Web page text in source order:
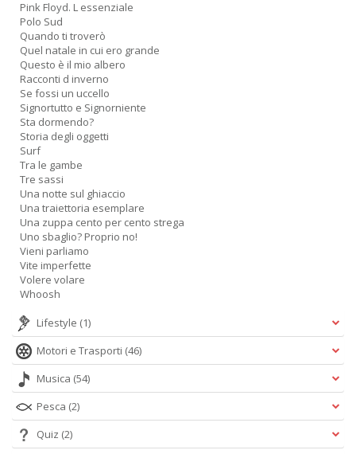
Pink Floyd. L essenziale
Polo Sud
Quando ti troverò
Quel natale in cui ero grande
Questo è il mio albero
Racconti d inverno
Se fossi un uccello
Signortutto e Signorniente
Sta dormendo?
Storia degli oggetti
Surf
Tra le gambe
Tre sassi
Una notte sul ghiaccio
Una traiettoria esemplare
Una zuppa cento per cento strega
Uno sbaglio? Proprio no!
Vieni parliamo
Vite imperfette
Volere volare
Whoosh
Lifestyle (1)
Motori e Trasporti (46)
Musica (54)
Pesca (2)
Quiz (2)